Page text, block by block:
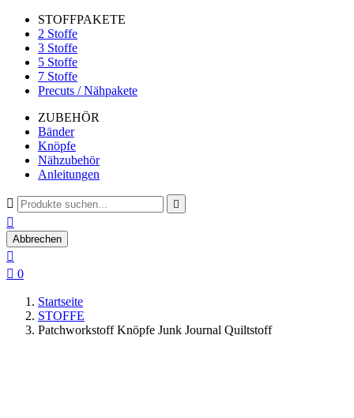
STOFFPAKETE
2 Stoffe
3 Stoffe
5 Stoffe
7 Stoffe
Precuts / Nähpakete
ZUBEHÖR
Bänder
Knöpfe
Nähzubehör
Anleitungen
 

Abbrechen

 0
Startseite
STOFFE
Patchworkstoff Knöpfe Junk Journal Quiltstoff